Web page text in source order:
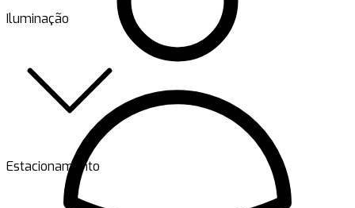
Iluminação
Estacionamento